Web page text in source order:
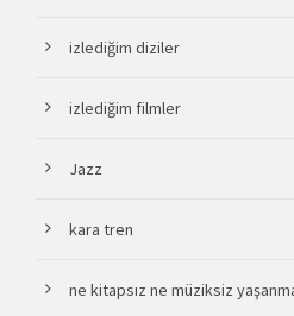
izlediğim diziler
izlediğim filmler
Jazz
kara tren
ne kitapsız ne müziksiz